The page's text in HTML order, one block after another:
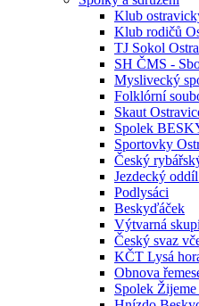
Klub
Klub rodičů
TJ Sokol
SH ČMS -
Myslivecký
Folklórní
Skaut
Spolek
Sportovky
Český
Jezdecký
Podlysáci
Beskyďáček
Výtvarná
Český svaz
KČT Lysá
Obnova
Spolek